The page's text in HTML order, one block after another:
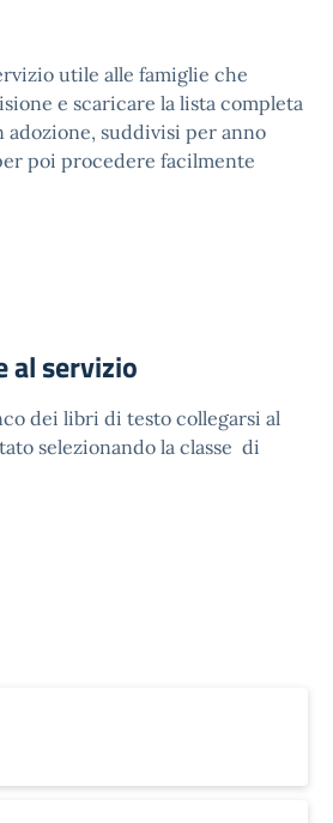
utile alle famiglie che
e scaricare la lista completa
suddivisi per anno
poi procedere facilmente
al servizio
dei libri di testo collegarsi al
selezionando la classe di